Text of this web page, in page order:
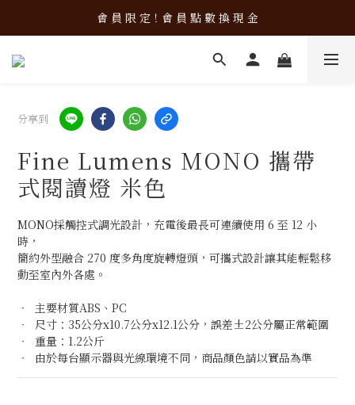
新 品 上 架！超 質 感 韓 系 餐 具 組 合 優 惠 中 ❤️
會 員 限 定！會 員 點 數 換 現 金
新 品 上 架！超 質 感 韓 系 餐 具 組 合 優 惠 中 ❤️
分享到
Fine Lumens MONO 攜帶
式閱讀燈 米色
MONO採觸控式調光設計，充電後最長可連續使用 6 至 12 小
時，
簡約外型融合 270 度多角度旋轉燈頭，可攜式設計讓其能輕鬆移
動至室內外各處。
‧  主要材質ABS、PC
‧  尺寸：35公分x10.7公分x12.1公分，誤差±2公分屬正常範圍
‧  重量：1.2公斤
‧  由於每台顯示器與光線環境不同，商品顏色請以實品為準